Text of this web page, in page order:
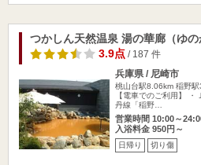
つかしん天然温泉 湯の華廊（ゆの
3.9点/ 187 件
兵庫県 / 尼崎市
桃山台駅8.06km 稲野
【電車でのご利用】
丹線「稲野…
営業時間 10:00～
入浴料金 950円～
日帰り 切り傷